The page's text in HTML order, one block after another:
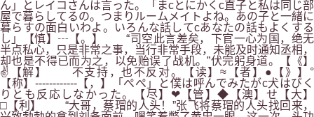
ん」とレイコさんは言った。「まcとにかくc直子と私は同じ部
屋で暮らしてるの。つまりルームメイトよね。あの子と一緒に
暮らすの面白いわよ。いろんな話してcあなたの話もよくする
し」【慎】┄【。】 “司空此言差矣，下官一心为国，绝无
半点私心，只是非常之事，当行非常手段，未能及时通知丞相，
却也是不得已而为之，以免贻误了战机。”伏完躬身道。【《】
✌【解】 不支持，也不反对。【读】≈【者】●【》】°
【称】------------【，】「ぺぺ」と僕は呼んでみたがc犬はびく
りとも反応しなかった。【尽】❤【管】◆【澳】せ【大】
□【利】 “大哥，蔡瑁的人头！”张飞将蔡瑁的人头找回来，